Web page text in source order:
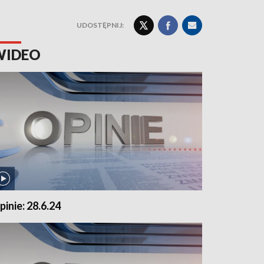
UDOSTĘPNIJ:
28.6.24